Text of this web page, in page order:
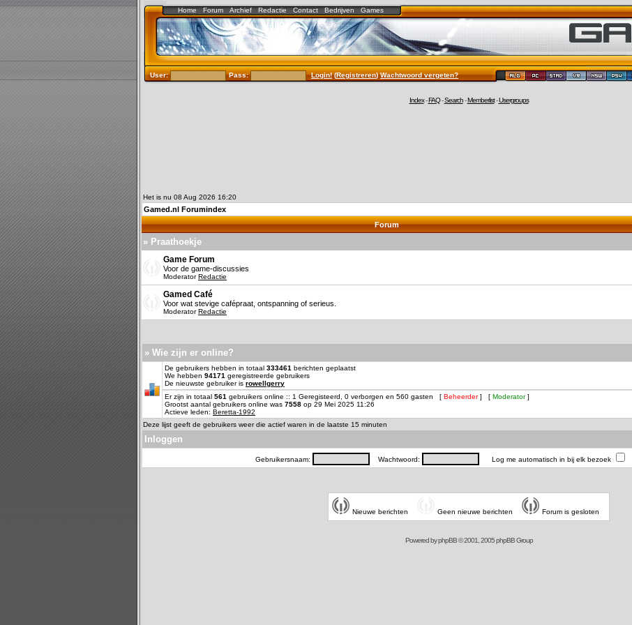
Home Forum Archief Redactie Contact Bedrijven Games
User: Pass: Login!(Registreren)Wachtwoord vergeten?
Index-FAQ-Search-Memberlist-Usergroups
Het is nu 08 Aug 2026 16:20
Gamed.nl Forumindex
Forum
» Praathoekje
Game Forum
Voor de game-discussies
ModeratorRedactie
Gamed Café
Voor wat stevige cafépraat, ontspanning of serieus.
ModeratorRedactie
» Wie zijn er online?
De gebruikers hebben in totaal 333461 berichten geplaatst
We hebben 94171 geregistreerde gebruikers
De nieuwste gebruiker is rowellgerry
Er zijn in totaal 561 gebruikers online :: 1 Geregisteerd, 0 verborgen en 560 gasten [ Beheerder] [ Moderator]
Grootst aantal gebruikers online was 7558 op 29 Mei 2025 11:26
Actieve leden: Beretta-1992
Deze lijst geeft de gebruikers weer die actief waren in de laatste 15 minuten
Inloggen
Gebruikersnaam: Wachtwoord: Log me automatisch in bij elk bezoek
Nieuwe berichten Geen nieuwe berichten Forum is gesloten
Powered byphpBB© 2001, 2005 phpBB Group